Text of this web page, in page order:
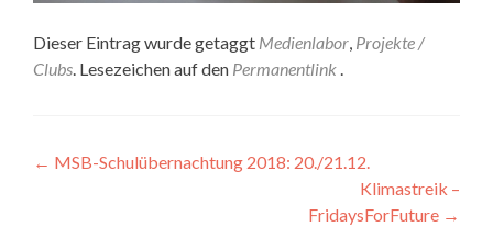
Dieser Eintrag wurde getaggt Medienlabor, Projekte /
Clubs. Lesezeichen auf den Permanentlink .
Artikel-
← MSB-Schulübernachtung 2018: 20./21.12.
Klimastreik –
FridaysForFuture →